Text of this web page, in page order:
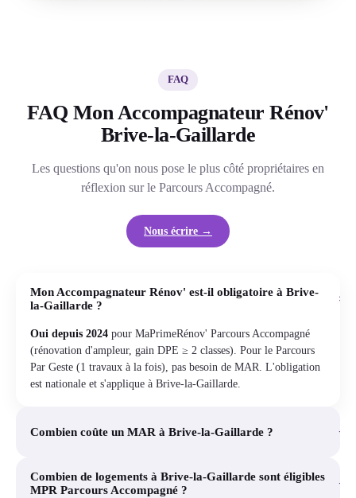
FAQ
FAQ Mon Accompagnateur Rénov'
Brive-la-Gaillarde
Les questions qu'on nous pose le plus côté propriétaires en
réflexion sur le Parcours Accompagné.
Nous écrire →
Mon Accompagnateur Rénov' est-il obligatoire à Brive-
la-Gaillarde ?
+
Oui depuis 2024 pour MaPrimeRénov' Parcours Accompagné
(rénovation d'ampleur, gain DPE ≥ 2 classes). Pour le Parcours
Par Geste (1 travaux à la fois), pas besoin de MAR. L'obligation
est nationale et s'applique à Brive-la-Gaillarde.
Combien coûte un MAR à Brive-la-Gaillarde ? +
Combien de logements à Brive-la-Gaillarde sont éligibles
MPR Parcours Accompagné ?
+